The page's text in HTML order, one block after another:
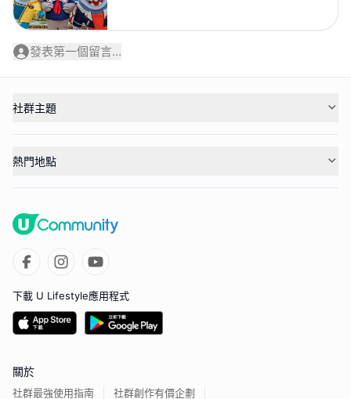
發表第一個留言...
社群主題
熱門地點
下載 U Lifestyle應用程式
關於
社群最強使用指南 社群創作有價企劃